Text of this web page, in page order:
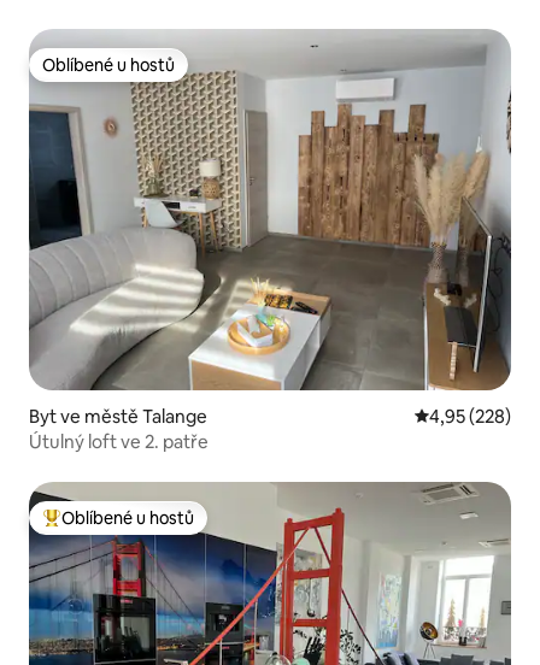
Oblíbené u hostů
Oblíbené u hostů
Byt ve městě Talange Průměrné
4,95 (228)
Útulný loft ve 2. patře
Nejlepší v kategorii Oblíbené u hostů
Oblíbené u hostů